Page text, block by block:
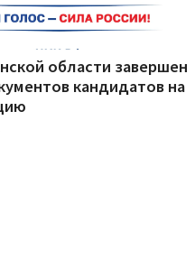
области завершен
кандидатов на